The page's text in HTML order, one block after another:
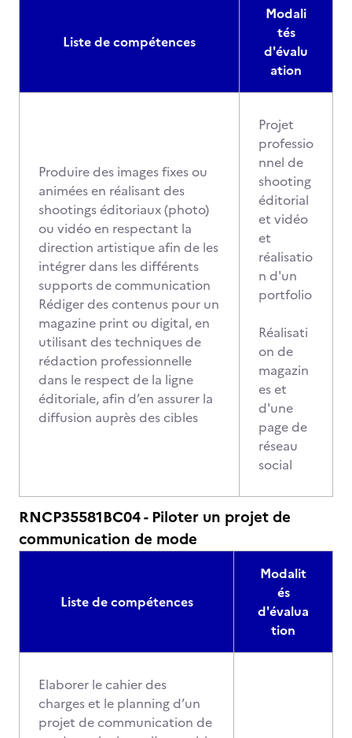
Liste de compétences
Modali
tés
d'évalu
ation
Produire des images fixes ou
animées en réalisant des
shootings éditoriaux (photo)
ou vidéo en respectant la
direction artistique afin de les
intégrer dans les différents
supports de communication
Rédiger des contenus pour un
magazine print ou digital, en
utilisant des techniques de
rédaction professionnelle
dans le respect de la ligne
éditoriale, afin d’en assurer la
diffusion auprès des cibles
Projet
professio
nnel de
shooting
éditorial
et vidéo
et
réalisatio
n d'un
portfolio
Réalisati
on de
magazin
es et
d'une
page de
réseau
social
RNCP35581BC04 - Piloter un projet de
communication de mode
Liste de compétences
Modalit
és
d'évalua
tion
Elaborer le cahier des
charges et le planning d’un
projet de communication de